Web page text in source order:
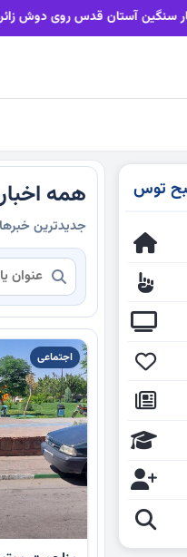
بار سنگین
توس همه
جدیدترین
اجتماعی